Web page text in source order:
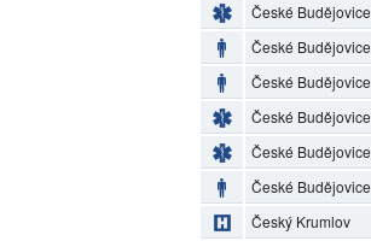
České Budějovice
České Budějovice
České Budějovice
České Budějovice
České Budějovice
České Budějovice
Český Krumlov